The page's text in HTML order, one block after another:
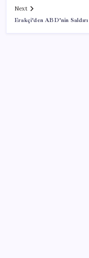
Next
Erakçi’den ABD’nin